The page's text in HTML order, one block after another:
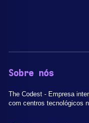
Sobre nós
The Codest - Empresa
com centros tecnológicos